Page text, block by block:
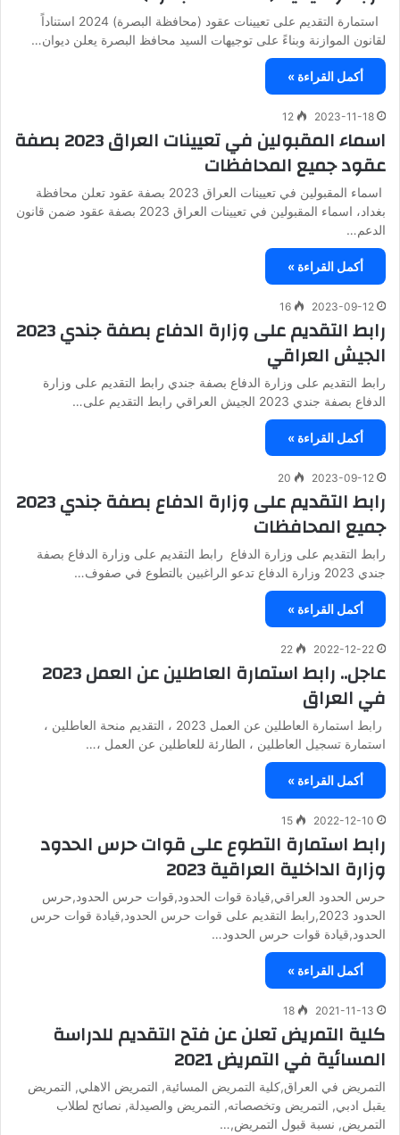
استمارة التقديم على تعيينات عقود (محافظة البصرة) 2024 استناداً
لقانون الموازنة وبناءً على توجيهات السيد محافظ البصرة يعلن ديوان…
أكمل القراءة »
2023-11-18
12
اسماء المقبولين في تعيينات العراق 2023 بصفة
عقود جميع المحافظات
اسماء المقبولين في تعيينات العراق 2023 بصفة عقود تعلن محافظة
بغداد، اسماء المقبولين في تعيينات العراق 2023 بصفة عقود ضمن قانون
الدعم…
أكمل القراءة »
2023-09-12
16
رابط التقديم على وزارة الدفاع بصفة جندي 2023
الجيش العراقي
رابط التقديم على وزارة الدفاع بصفة جندي رابط التقديم على وزارة
الدفاع بصفة جندي 2023 الجيش العراقي رابط التقديم على…
أكمل القراءة »
2023-09-12
20
رابط التقديم على وزارة الدفاع بصفة جندي 2023
جميع المحافظات
رابط التقديم على وزارة الدفاع رابط التقديم على وزارة الدفاع بصفة
جندي 2023 وزارة الدفاع تدعو الراغبين بالتطوع في صفوف…
أكمل القراءة »
2022-12-22
22
عاجل.. رابط استمارة العاطلين عن العمل 2023
في العراق
رابط استمارة العاطلين عن العمل 2023 ، التقديم منحة العاطلين ،
استمارة تسجيل العاطلين ، الطارئة للعاطلين عن العمل ،…
أكمل القراءة »
2022-12-10
15
رابط استمارة التطوع على قوات حرس الحدود
وزارة الداخلية العراقية 2023
حرس الحدود العراقي,قيادة قوات الحدود,قوات حرس الحدود,حرس
الحدود 2023,رابط التقديم على قوات حرس الحدود,قيادة قوات حرس
الحدود,قيادة قوات حرس الحدود…
أكمل القراءة »
2021-11-13
18
كلية التمريض تعلن عن فتح التقديم للدراسة
المسائية في التمريض 2021
التمريض في العراق,كلية التمريض المسائية, التمريض الاهلي, التمريض
يقبل ادبي, التمريض وتخصصاته, التمريض والصيدلة, نصائح لطلاب
التمريض, نسبة قبول التمريض,…